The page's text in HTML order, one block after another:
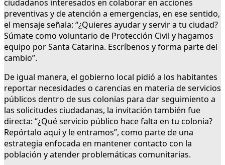
ciudadanos interesados en colaborar en acciones
preventivas y de atención a emergencias, en ese sentido,
el mensaje señala: “¿Quieres ayudar y servir a tu ciudad?
Súmate como voluntario de Protección Civil y hagamos
equipo por Santa Catarina. Escríbenos y forma parte del
cambio”.
De igual manera, el gobierno local pidió a los habitantes
reportar necesidades o carencias en materia de servicios
públicos dentro de sus colonias para dar seguimiento a
las solicitudes ciudadanas, la invitación también fue
directa: “¿Qué servicio público hace falta en tu colonia?
Repórtalo aquí y le entramos”, como parte de una
estrategia enfocada en mantener contacto con la
población y atender problemáticas comunitarias.